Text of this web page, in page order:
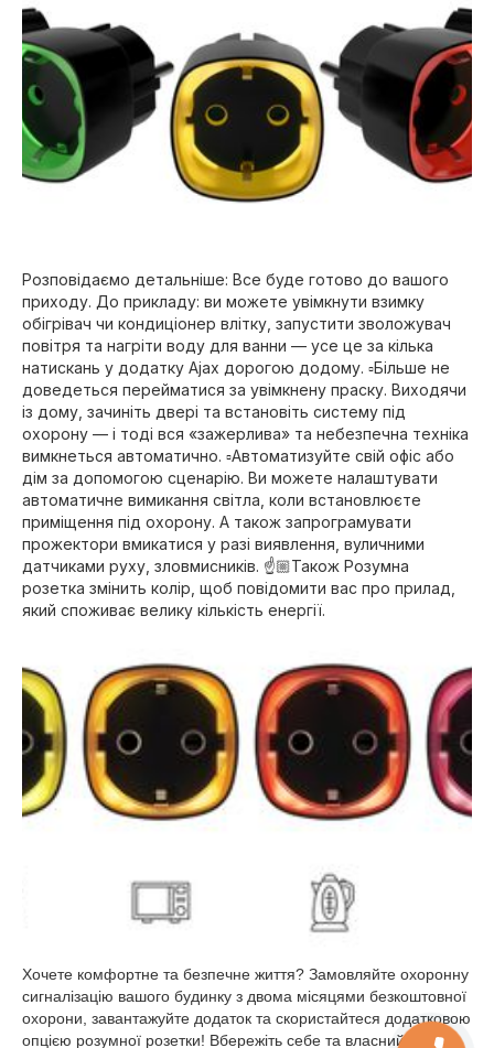
Розповідаємо детальніше: Все буде готово до вашого
приходу. До прикладу: ви можете увімкнути взимку
обігрівач чи кондиціонер влітку, запустити зволожувач
повітря та нагріти воду для ванни — усе це за кілька
натискань у додатку Ajax дорогою додому. ▫️Більше не
доведеться перейматися за увімкнену праску. Виходячи
із дому, зачиніть двері та встановіть систему під
охорону — і тоді вся «зажерлива» та небезпечна техніка
вимкнеться автоматично. ▫️Автоматизуйте свій офіс або
дім за допомогою сценарію. Ви можете налаштувати
автоматичне вимикання світла, коли встановлюєте
приміщення під охорону. А також запрограмувати
прожектори вмикатися у разі виявлення, вуличними
датчиками руху, зловмисників. ☝️🏼Також Розумна
розетка змінить колір, щоб повідомити вас про прилад,
який споживає велику кількість енергії.
Хочете комфортне та безпечне життя? Замовляйте охоронну
сигналізацію вашого будинку з двома місяцями безкоштовної
охорони, завантажуйте додаток та скористайтеся додатковою
опцією розумної розетки! Вбережіть себе та власний дім від